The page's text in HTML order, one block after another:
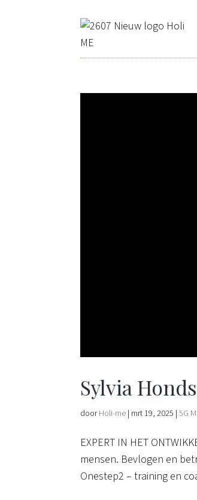
Sylvia
doorHoli-me | mrt 19, 2025 |5G
EXPERT IN HET
mensen. Bevlogen en
Onestep2 – training en